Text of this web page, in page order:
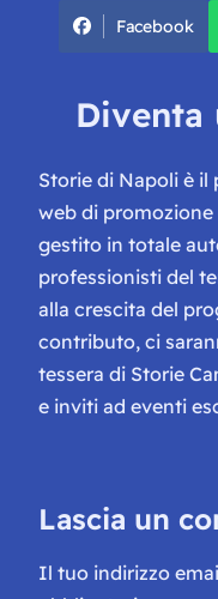
Facebook
Diventa
Storie di Napoli è
web di promozione
gestito in totale
professionisti del
alla crescita del
contributo, ci
tessera di Storie
e inviti ad eventi
Lascia un
Il tuo indirizzo